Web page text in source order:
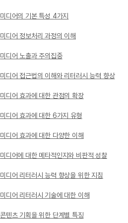
미디어의 기본 특성 4가지
미디어 정보처리 과정의 이해
미디어 노출과 주의집중
미디어 접근법의 이해와 리터러시 능력 향상
미디어 효과에 대한 관점의 확장
미디어 효과에 대한 6가지 유형
미디어 효과에 대한 다양한 이해
미디어에 대한 메타적인지와 비판적 성찰
미디어 리터러시 능력 향상을 위한 지침
미디어 리터러시 기술에 대한 이해
콘텐츠 기획을 위한 단계별 특징